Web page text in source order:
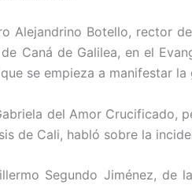
Alejandrino Botello, rector
Caná de Galilea, en el
se empieza a manifestar la
del Amor Crucificado,
de Cali, habló sobre la
Segundo Jiménez, de